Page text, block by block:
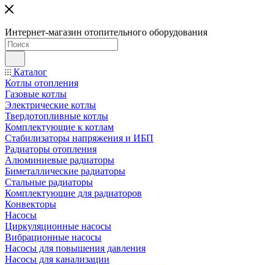
Интернет-магазин отопительного оборудования
Каталог
Котлы отопления
Газовые котлы
Электрические котлы
Твердотопливные котлы
Комплектующие к котлам
Стабилизаторы напряжения и ИБП
Радиаторы отопления
Алюминиевые радиаторы
Биметаллические радиаторы
Стальные радиаторы
Комплектующие для радиаторов
Конвекторы
Насосы
Циркуляционные насосы
Вибрационные насосы
Насосы для повышения давления
Насосы для канализации